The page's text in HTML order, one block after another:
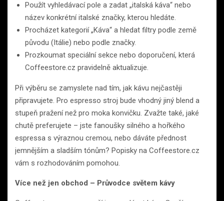
Použít vyhledávací pole a zadat „italská káva“ nebo
název konkrétní italské značky, kterou hledáte.
Procházet kategorií „Káva“ a hledat filtry podle země
původu (Itálie) nebo podle značky.
Prozkoumat speciální sekce nebo doporučení, která
Coffeestore.cz pravidelně aktualizuje.
Při výběru se zamyslete nad tím, jak kávu nejčastěji
připravujete. Pro espresso stroj bude vhodný jiný blend a
stupeň pražení než pro moka konvičku. Zvažte také, jaké
chutě preferujete – jste fanoušky silného a hořkého
espressa s výraznou cremou, nebo dáváte přednost
jemnějším a sladším tónům? Popisky na Coffeestore.cz
vám s rozhodováním pomohou.
Více než jen obchod – Průvodce světem kávy